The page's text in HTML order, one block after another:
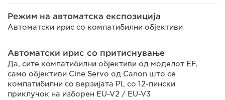
Режим на автоматска експозиција
Автоматски ирис со компатибилни објективи
Автоматски ирис со притиснување
Да, сите компатибилни објективи од моделот EF,
само објективи Cine Servo од Canon што се
компатибилни со верзијата PL со 12-пински
приклучок на изборен EU-V2 / EU-V3